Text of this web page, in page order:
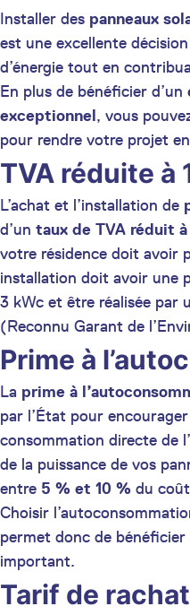
Installer des panneaux
est une excellente
d’énergie tout en
En plus de bénéficier d’un
exceptionnel, vous
pour rendre votre projet
TVA réduite à
L’achat et l’installation de
d’un taux de TVA réduit à
votre résidence doit avoir
installation doit avoir une
3 kWc et être réalisée par
(Reconnu Garant de
Prime à
La prime à
par l’État pour
consommation directe de
de la puissance de vos
entre 5 % et 10 % du
Choisir
permet donc de
important.
Tarif de